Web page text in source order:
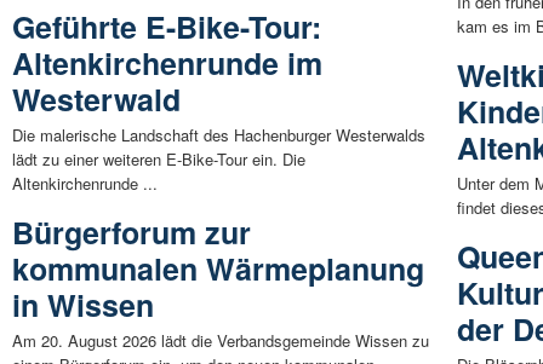
Geführte E-Bike-Tour:
Altenkirchenrunde im
Westerwald
Die malerische Landschaft des Hachenburger Westerwalds
lädt zu einer weiteren E-Bike-Tour ein. Die
Altenkirchenrunde ...
Bürgerforum zur
kommunalen Wärmeplanung
in Wissen
Am 20. August 2026 lädt die Verbandsgemeinde Wissen zu
kam es im
Unter dem
findet
der